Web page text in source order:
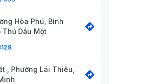
Hòa Phú, Bình
Dầu Một
, Phường Lái Thiêu,